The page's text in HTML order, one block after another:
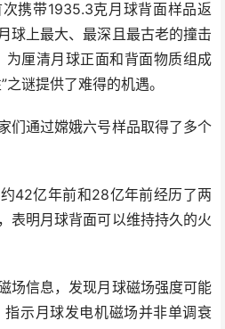
携带1935.3克月球背面样品返
球上最大、最深且最古老的撞击
厘清月球正面和背面物质组成
谜提供了难得的机遇。
通过嫦娥六号样品取得了多个
亿年前和28亿年前经历了两
表明月球背面可以维持持久的火
信息，发现月球磁场强度可能
示月球发电机磁场并非单调衰